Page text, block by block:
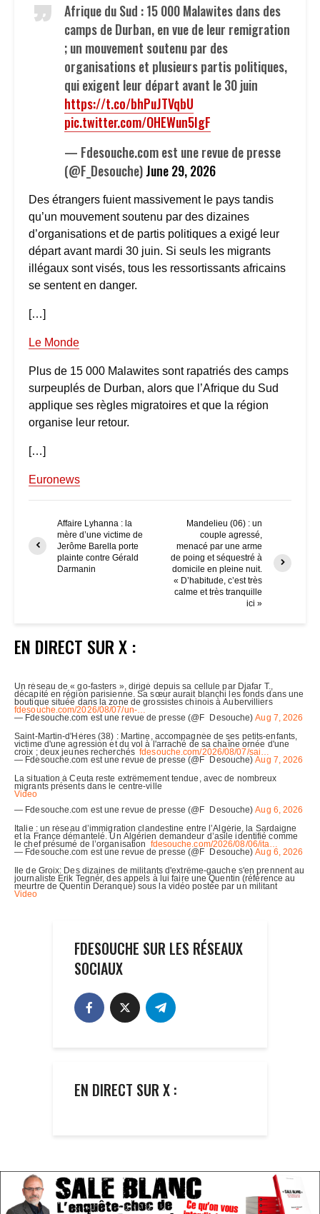
Afrique du Sud : 15 000 Malawites dans des
camps de Durban, en vue de leur remigration
; un mouvement soutenu par des
organisations et plusieurs partis politiques,
qui exigent leur départ avant le 30 juin
https://t.co/bhPuJTVqbU
pic.twitter.com/OHEWun5IgF
— Fdesouche.com est une revue de presse
(@F_Desouche)June 29, 2026
Des étrangers fuient massivement le pays tandis
qu’un mouvement soutenu par des dizaines
d’organisations et de partis politiques a exigé leur
départ avant mardi 30 juin. Si seuls les migrants
illégaux sont visés, tous les ressortissants africains
se sentent en danger.
[…]
Le Monde
Plus de 15 000 Malawites sont rapatriés des camps
surpeuplés de Durban, alors que l’Afrique du Sud
applique ses règles migratoires et que la région
organise leur retour.
[…]
Euronews
Affaire Lyhanna : la
mère d’une victime de
Jerôme Barella porte
plainte contre Gérald
Darmanin
Mandelieu (06) : un
couple agressé,
menacé par une arme
de poing et séquestré à
domicile en pleine nuit.
« D’habitude, c’est très
calme et très tranquille
ici »
EN DIRECT SUR X :
FDESOUCHE SUR LES RÉSEAUX
SOCIAUX
EN DIRECT SUR X :